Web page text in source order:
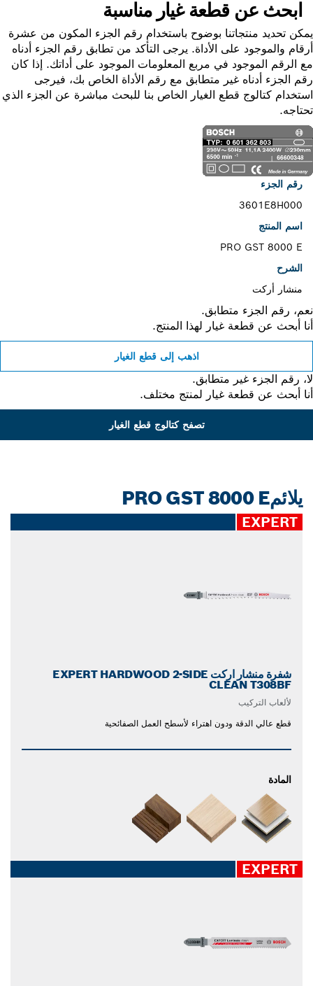
ابحث عن قطعة غيار مناسبة
تحديد منتجاتنا بوضوح باستخدام رقم الجزء المكون من عشرة
والموجود على الأداة. يرجى التأكد من تطابق رقم الجزء أدناه
الرقم الموجود في مربع المعلومات الموجود على أداتك. إذا كان
الجزء أدناه غير متطابق مع رقم الأداة الخاص بك، فيرجى
كتالوج قطع الغيار الخاص بنا للبحث مباشرة عن الجزء الذي
رقم الجزء
3601E8H000
اسم المنتج
PRO GST 8000 E
الشرح
منشار أركت
رقم الجزء متطابق.
أبحث عن قطعة غيار لهذا المنتج.
اذهب إلى قطع الغيار
رقم الجزء غير متطابق.
أبحث عن قطعة غيار لمنتج مختلف.
تصفح كتالوج قطع الغيار
يلائمPRO GST 8000 E
EXPERT
شفرة منشار اركت EXPERT HARDWOOD 2-SIDE
CLEAN T308BF
لألعاب التركيب
قطع عالي الدقة ودون اهتراء لأسطح العمل الصفائحية
المادة
EXPERT